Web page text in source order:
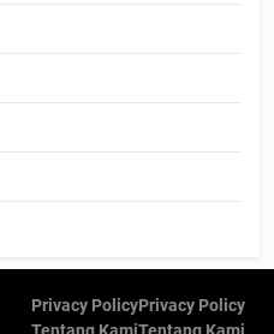
Privacy PolicyPrivacy Policy